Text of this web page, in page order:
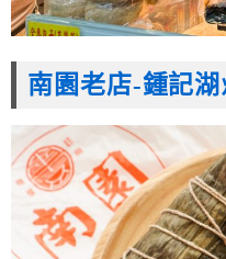
南園老店-鍾記湖